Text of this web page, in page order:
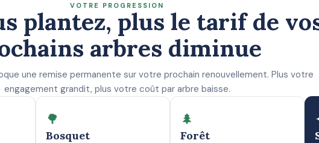
VOTRE PROGRESSION
plantez, plus le tarif de
arbres diminue
une remise permanente sur votre prochain renouvellement. Plus votre
engagement grandit, plus votre coût par arbre baisse.
🌳
Bosquet
🌲
Forêt